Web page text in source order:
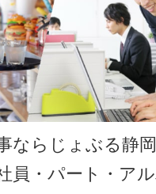
ならじょぶる静
員・パート・ア